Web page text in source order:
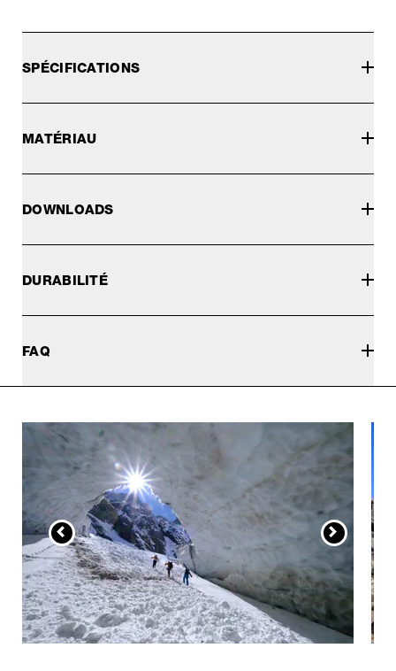
SPÉCIFICATIONS
MATÉRIAU
DOWNLOADS
DURABILITÉ
FAQ